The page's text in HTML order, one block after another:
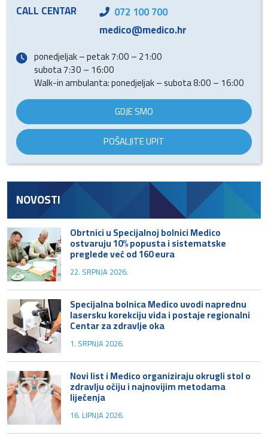
CALL CENTAR
072 100 700
medico@medico.hr
ponedjeljak – petak 7:00 – 21:00
subota 7:30 – 16:00
Walk-in ambulanta: ponedjeljak – subota 8:00 – 16:00
GDJE SMO
POŠALJITE UPIT
NOVOSTI
Obrtnici u Specijalnoj bolnici Medico
ostvaruju 10% popusta i sistematske
preglede već od 160 eura
22. SRPNJA 2026.
Specijalna bolnica Medico uvodi naprednu
lasersku korekciju vida i postaje regionalni
Centar za zdravlje oka
1. SRPNJA 2026.
Novi list i Medico organiziraju okrugli stol o
zdravlju očiju i najnovijim metodama
liječenja
16. LIPNJA 2026.